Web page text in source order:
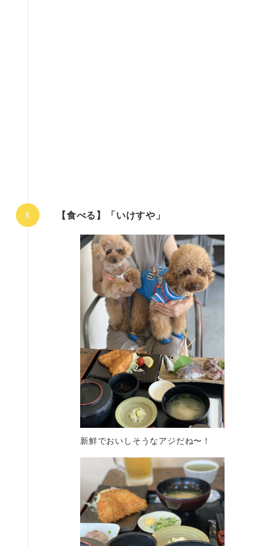
【食べる】「いけすや」
新鮮でおいしそうなアジだね〜！